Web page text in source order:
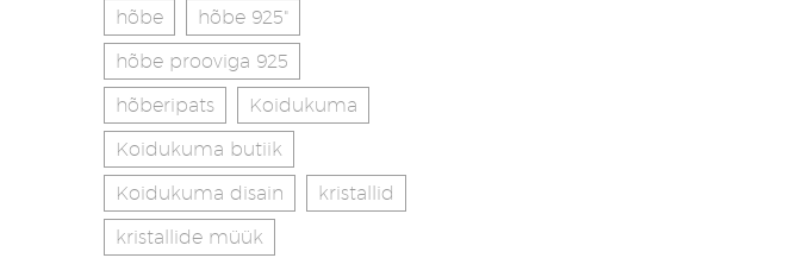
hõbe
hõbe 925"
hõbe prooviga 925
hõberipats
Koidukuma
Koidukuma butiik
Koidukuma disain
kristallid
kristallide müük